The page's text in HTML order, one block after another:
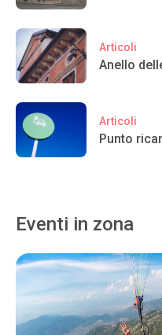
Articoli
Anello
Articoli
Punto
Eventi in zona